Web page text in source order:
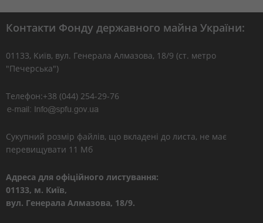
Контакти Фонду державного майна України:
01133, Kиїв, вул. Генерала Алмазова, 18/9 (ст. метро
"Печерська")
Телефон:+38 (044) 254-29-76
Сукупний розмір файлів, що вкладені до листа, не має
перевищувати 11 Мб
Адреса для офіційного листування:
01133, м. Київ,
вул. Генерала Алмазова, 18/9.